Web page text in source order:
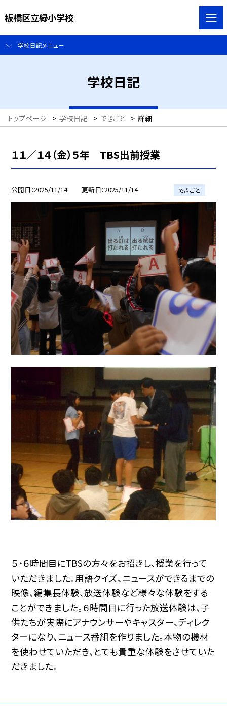
板橋区立緑小学校
学校日記メニュー
学校日記
トップページ > 学校日記 > できごと > 詳細
１１／１４（金）５年 TBS出前授業
公開日 2025/11/14 更新日 2025/11/14 できごと
５・６時間目にTBSの方々をお招きし、授業を行って
いただきました。用語クイズ、ニュースができるまでの
映像、編集長体験、放送体験など様々な体験をする
ことができました。６時間目に行った放送体験は、子
供たちが実際にアナウンサーやキャスター、ディレク
ターになり、ニュース番組を作りました。本物の機材
を使わせていただき、とても貴重な体験をさせていた
だきました。